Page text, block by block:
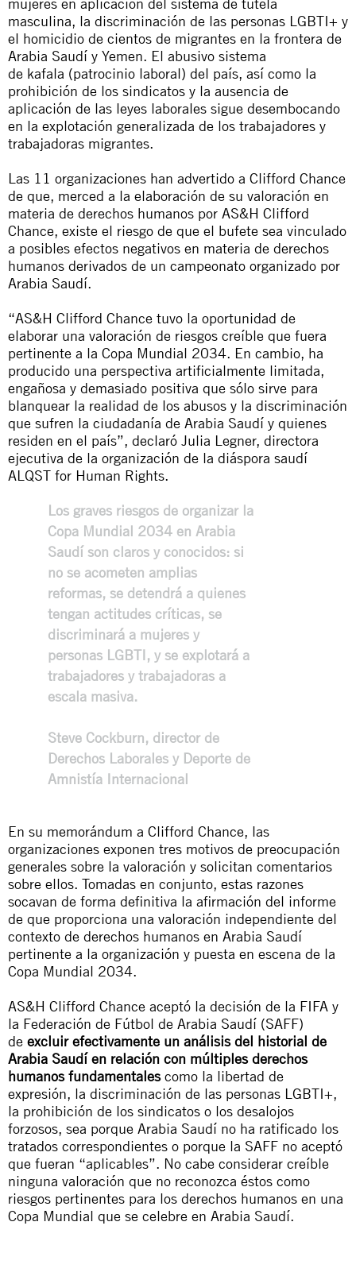
masculina, la discriminación de las personas LGBTI+ y
el homicidio de cientos de migrantes en la frontera de
Arabia Saudí y Yemen. El abusivo sistema
de kafala (patrocinio laboral) del país, así como la
prohibición de los sindicatos y la ausencia de
aplicación de las leyes laborales sigue desembocando
en la explotación generalizada de los trabajadores y
trabajadoras migrantes.
Las 11 organizaciones han advertido a Clifford Chance
de que, merced a la elaboración de su valoración en
materia de derechos humanos por AS&H Clifford
Chance, existe el riesgo de que el bufete sea vinculado
a posibles efectos negativos en materia de derechos
humanos derivados de un campeonato organizado por
Arabia Saudí.
“AS&H Clifford Chance tuvo la oportunidad de
elaborar una valoración de riesgos creíble que fuera
pertinente a la Copa Mundial 2034. En cambio, ha
producido una perspectiva artificialmente limitada,
engañosa y demasiado positiva que sólo sirve para
blanquear la realidad de los abusos y la discriminación
que sufren la ciudadanía de Arabia Saudí y quienes
residen en el país”, declaró Julia Legner, directora
ejecutiva de la organización de la diáspora saudí
ALQST for Human Rights.
Los graves riesgos de organizar la
Copa Mundial 2034 en Arabia
Saudí son claros y conocidos: si
no se acometen amplias
reformas, se detendrá a quienes
tengan actitudes críticas, se
discriminará a mujeres y
personas LGBTI, y se explotará a
trabajadores y trabajadoras a
escala masiva.
Steve Cockburn, director de
Derechos Laborales y Deporte de
Amnistía Internacional
En su memorándum a Clifford Chance, las
organizaciones exponen tres motivos de preocupación
generales sobre la valoración y solicitan comentarios
sobre ellos. Tomadas en conjunto, estas razones
socavan de forma definitiva la afirmación del informe
de que proporciona una valoración independiente del
contexto de derechos humanos en Arabia Saudí
pertinente a la organización y puesta en escena de la
Copa Mundial 2034.
AS&H Clifford Chance aceptó la decisión de la FIFA y
la Federación de Fútbol de Arabia Saudí (SAFF)
de excluir efectivamente un análisis del historial de
Arabia Saudí en relación con múltiples derechos
humanos fundamentalescomo la libertad de
expresión, la discriminación de las personas LGBTI+,
la prohibición de los sindicatos o los desalojos
forzosos, sea porque Arabia Saudí no ha ratificado los
tratados correspondientes o porque la SAFF no aceptó
que fueran “aplicables”. No cabe considerar creíble
ninguna valoración que no reconozca éstos como
riesgos pertinentes para los derechos humanos en una
Copa Mundial que se celebre en Arabia Saudí.